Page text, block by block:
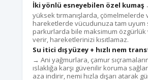
İki yönlü esneyebilen özel kumaş
yüksek tırmanışlarda, çömelmelerde
hareketlerde vücudunuza tam uyum
parkurlarda bile maksimum
verir, hareketlerinizi kısıtlamaz.
Su itici dış yüzey + hızlı nem
→ Ani yağmurlara, çamur
ıslaklığa karşı güvenilir koruma
aza indirir, nemi hızla dışarı atarak